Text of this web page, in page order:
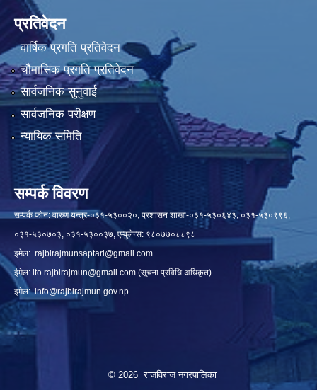
प्रतिवेदन
वार्षिक प्रगति प्रतिवेदन
चौमासिक प्रगति प्रतिवेदन
सार्वजनिक सुनुवाई
सार्वजनिक परीक्षण
न्यायिक समिति
सम्पर्क विवरण
सम्पर्क फोन: वारुण यन्त्र-०३१-५३००२०, प्रशासन शाखा-०३१-५३०६४३, ०३१-५३०९९६,
०३१-५३०७०३, ०३१-५३००३७, एम्बुलेन्स: ९८०७७०८८९८
इमेल: rajbirajmunsaptari@gmail.com
ईमेल: ito.rajbirajmun@gmail.com (सूचना प्रविधि अधिकृत)
इमेल:info@rajbirajmun.gov.np
© 2026 राजविराज नगरपालिका